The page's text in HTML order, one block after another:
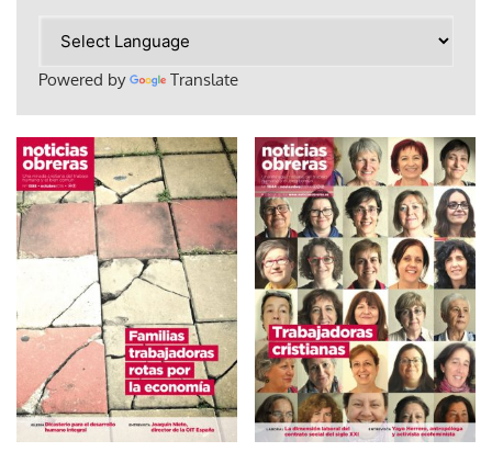
Powered by Translate